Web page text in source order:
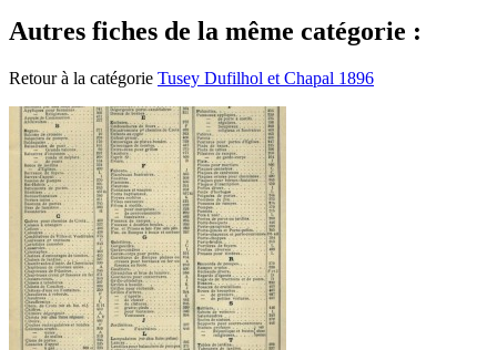
Autres fiches de la même catégorie :
Retour à la catégorie Tusey Dufilhol et Chapal 1896